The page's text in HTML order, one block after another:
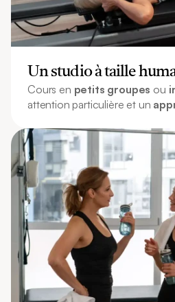
Un studio à taille
Cours en petits groupes ou
attention particulière et un